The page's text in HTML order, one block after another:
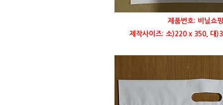
제품번호: 비닐쇼
제작사이즈: 소)220 x 350, 대